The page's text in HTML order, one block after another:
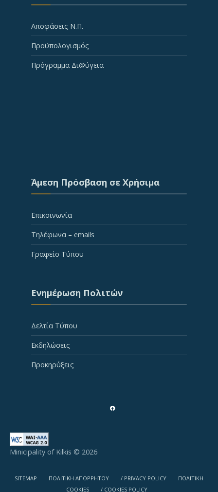
Αποφάσεις Ν.Π.
Προϋπολογισμός
Πρόγραμμα Δι@ύγεια
Άμεση Πρόσβαση σε Χρήσιμα
Επικοινωνία
Τηλέφωνα – emails
Γραφείο Τύπου
Ενημέρωση Πολιτών
Δελτία Τύπου
Εκδηλώσεις
Προκηρύξεις
Minicipality of Kilkis © 2026
SITEMAP ΠΟΛΙΤΙΚΗ ΑΠΟΡΡΗΤΟΥ / PRIVACY POLICY
ΠΟΛΙΤΙΚΗ
COOKIES
/ COOKIES POLICY